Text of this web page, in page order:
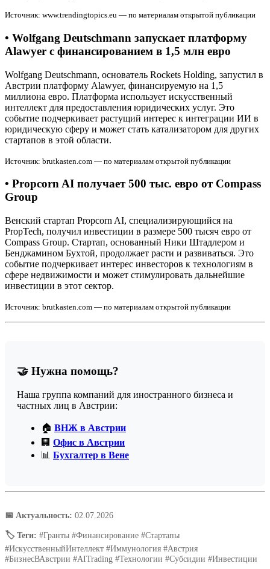
Источник: www.trendingtopics.eu — по материалам открытой публикации
• Wolfgang Deutschmann запускает платформу
Alawyer с финансированием в 1,5 млн евро
Wolfgang Deutschmann, основатель Rockets Holding, запустил в
Австрии платформу Alawyer, финансируемую на 1,5
миллиона евро. Платформа использует искусственный
интеллект для предоставления юридических услуг. Это
событие подчеркивает растущий интерес к интеграции ИИ в
юридическую сферу и может стать катализатором для других
стартапов в этой области.
Источник: brutkasten.com — по материалам открытой публикации
• Propcorn AI получает 500 тыс. евро от Compass
Group
Венский стартап Propcorn AI, специализирующийся на
PropTech, получил инвестиции в размере 500 тысяч евро от
Compass Group. Стартап, основанный Ники Штадлером и
Бенджамином Бухтой, продолжает расти и развиваться. Это
событие подчеркивает интерес инвесторов к технологиям в
сфере недвижимости и может стимулировать дальнейшие
инвестиции в этот сектор.
Источник: brutkasten.com — по материалам открытой публикации
🤝 Нужна помощь?
Наша группа компаний для иностранного бизнеса и
частных лиц в Австрии:
🏠 ВНЖ в Австрии
🏢 Офис в Австрии
📊 Бухгалтер в Вене
📅 Актуальность: 02.07.2026
🏷️ Теги: #Гранты #Финансирование #Стартапы
#ИскусственныйИнтеллект #Иммунология #Австрия
#БизнесВАвстрии #AITrading #Технологии #Субсидии #Инвестиции